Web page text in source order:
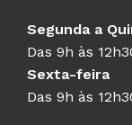
Segunda a
Das 9h às
Sexta-feira
Das 9h às